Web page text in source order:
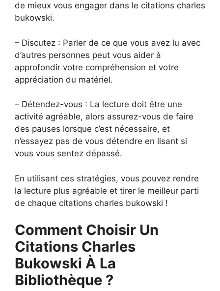
de mieux vous engager dans le citations charles
bukowski.
– Discutez : Parler de ce que vous avez lu avec
d’autres personnes peut vous aider à
approfondir votre compréhension et votre
appréciation du matériel.
– Détendez-vous : La lecture doit être une
activité agréable, alors assurez-vous de faire
des pauses lorsque c’est nécessaire, et
n’essayez pas de vous détendre en lisant si
vous vous sentez dépassé.
En utilisant ces stratégies, vous pouvez rendre
la lecture plus agréable et tirer le meilleur parti
de chaque citations charles bukowski !
Comment Choisir Un
Citations Charles
Bukowski À La
Bibliothèque ?